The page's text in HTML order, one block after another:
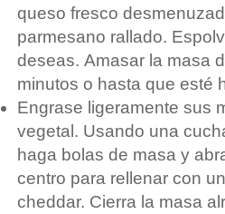
queso fresco
parmesano rallado.
deseas. Amasar la masa
minutos o hasta que esté
Engrase ligeramente sus
vegetal. Usando una
haga bolas de masa y
centro para rellenar con
cheddar. Cierra la masa